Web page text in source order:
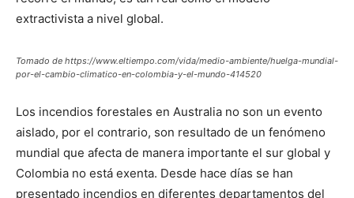
extractivista a nivel global.
Tomado de https://www.eltiempo.com/vida/medio-ambiente/huelga-mundial-
por-el-cambio-climatico-en-colombia-y-el-mundo-414520
Los incendios forestales en Australia no son un evento
aislado, por el contrario, son resultado de un fenómeno
mundial que afecta de manera importante el sur global y
Colombia no está exenta. Desde hace días se han
presentado incendios en diferentes departamentos del